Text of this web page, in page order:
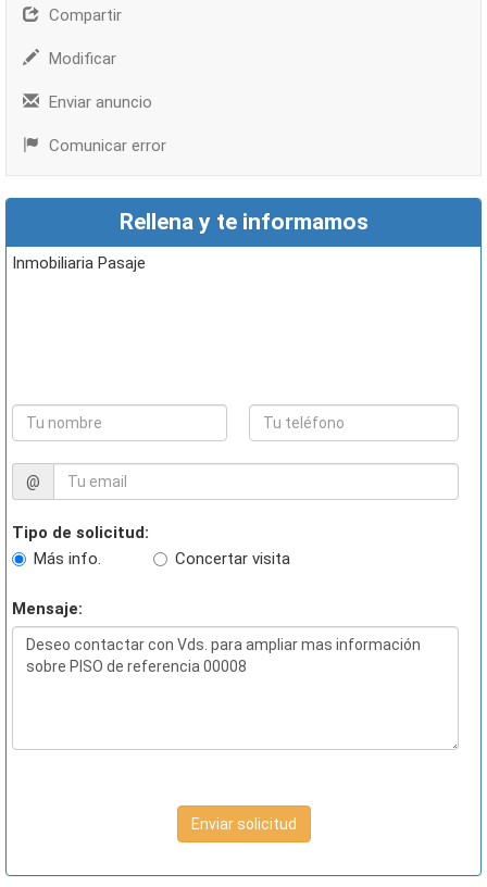
Compartir
Modificar
Enviar anuncio
Comunicar error
Rellena y te informamos
Inmobiliaria Pasaje
@
Tipo de solicitud:
Más info.
Concertar visita
Mensaje:
Enviar solicitud